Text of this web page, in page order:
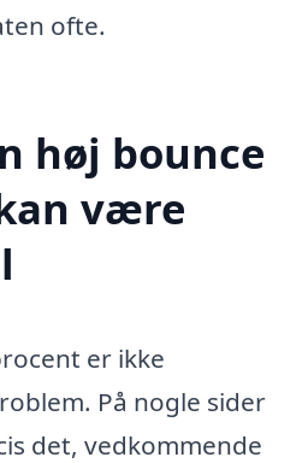
ofte.
høj bounce
være
er ikke
På nogle sider
det, vedkommende